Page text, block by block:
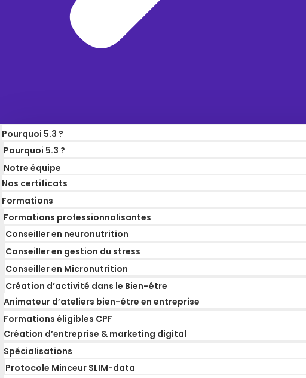
Pourquoi 5.3 ?
Pourquoi 5.3 ?
Notre équipe
Nos certificats
Formations
Formations professionnalisantes
Conseiller en neuronutrition
Conseiller en gestion du stress
Conseiller en Micronutrition
Création d’activité dans le Bien-être
Animateur d’ateliers bien-être en entreprise
Formations éligibles CPF
Création d’entreprise & marketing digital
Spécialisations
Protocole Minceur SLIM-data